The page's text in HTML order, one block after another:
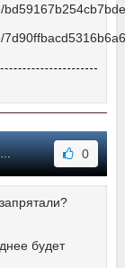
0
будет